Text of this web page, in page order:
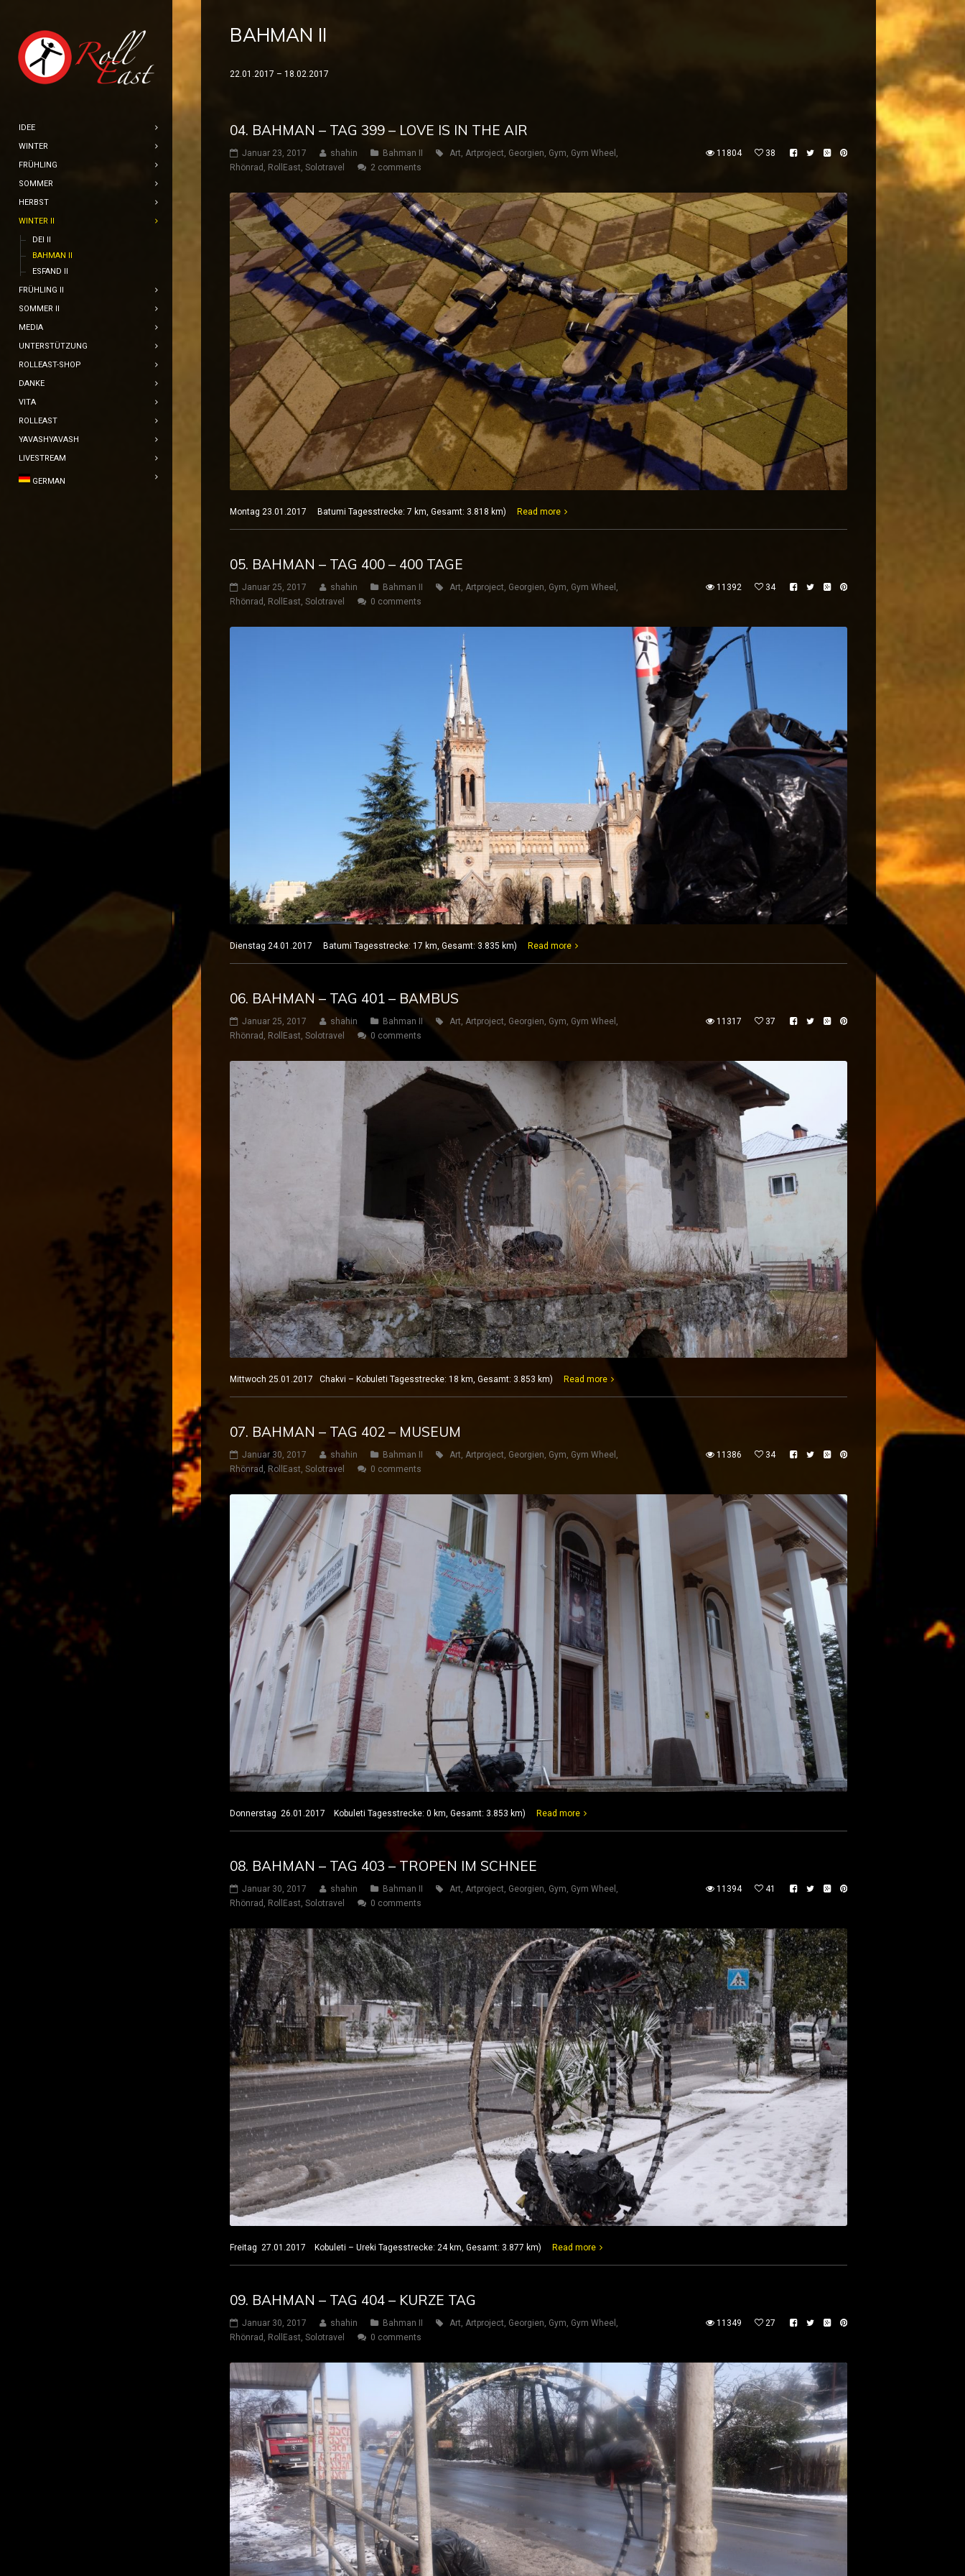
IDEE
WINTER
FRÜHLING
SOMMER
HERBST
WINTER II
DEI II
BAHMAN II
ESFAND II
FRÜHLING II
SOMMER II
MEDIA
UNTERSTÜTZUNG
ROLLEAST-SHOP
DANKE
VITA
ROLLEAST
YAVASHYAVASH
LIVESTREAM
GERMAN
BAHMAN II
22.01.2017 – 18.02.2017
04. BAHMAN – TAG 399 – LOVE IS IN THE AIR
Januar 23, 2017 shahin Bahman II Art, Artproject, Georgien, Gym, Gym Wheel ,
Rhönrad , RollEast, Solotravel 2 comments
11804 38
Montag 23.01.2017 Batumi Tagesstrecke: 7 km, Gesamt: 3.818 km) Read more
05. BAHMAN – TAG 400 – 400 TAGE
Januar 25, 2017 shahin Bahman II Art, Artproject, Georgien, Gym, Gym Wheel ,
Rhönrad , RollEast, Solotravel 0 comments
11392 34
Dienstag 24.01.2017 Batumi Tagesstrecke: 17 km, Gesamt: 3.835 km) Read more
06. BAHMAN – TAG 401 – BAMBUS
Januar 25, 2017 shahin Bahman II Art Artproject Georgien Gym Gym Wheel
Rhönrad
RollEast Solotravel 0 comments
11317 37
Mittwoch 25.01.2017 Chakvi – Kobuleti Tagesstrecke: 18 km, Gesamt: 3.853 km) Read more
07. BAHMAN – TAG 402 – MUSEUM
Januar 30, 2017 shahin Bahman II Art, Artproject, Georgien, Gym, Gym Wheel ,
Rhönrad , RollEast, Solotravel 0 comments
11386 34
Donnerstag 26.01.2017 Kobuleti Tagesstrecke: 0 km, Gesamt: 3.853 km) Read more
08. BAHMAN – TAG 403 – TROPEN IM SCHNEE
Januar 30, 2017 shahin Bahman II Art, Artproject, Georgien, Gym, Gym Wheel ,
Rhönrad , RollEast, Solotravel 0 comments
11394 41
Freitag 27.01.2017 Kobuleti – Ureki Tagesstrecke: 24 km, Gesamt: 3.877 km) Read more
09. BAHMAN – TAG 404 – KURZE TAG
Januar 30, 2017 shahin Bahman II Art, Artproject, Georgien, Gym, Gym Wheel ,
Rhönrad , RollEast, Solotravel 0 comments
11349 27